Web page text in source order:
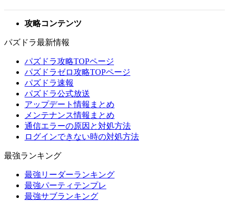
攻略コンテンツ
パズドラ最新情報
パズドラ攻略TOPページ
パズドラゼロ攻略TOPページ
パズドラ速報
パズドラ公式放送
アップデート情報まとめ
メンテナンス情報まとめ
通信エラーの原因と対処方法
ログインできない時の対処方法
最強ランキング
最強リーダーランキング
最強パーティテンプレ
最強サブランキング